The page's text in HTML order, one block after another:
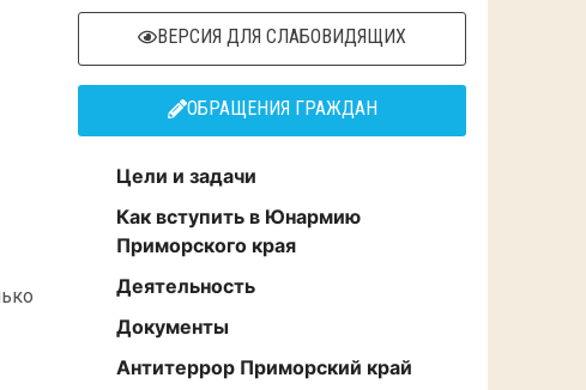
ВЕРСИЯ ДЛЯ СЛАБОВИДЯЩИХ
ОБРАЩЕНИЯ ГРАЖДАН
Цели и задачи
Как вступить в Юнармию
Приморского края
Деятельность
Документы
Антитеррор Приморский край